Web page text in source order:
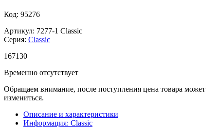
Код: 95276
Артикул: 7277-1 Classic
Серия: Classic
167130
Временно отсутствует
Обращаем внимание, после поступления цена товара может
измениться.
Описание и характеристики
Информация: Classic